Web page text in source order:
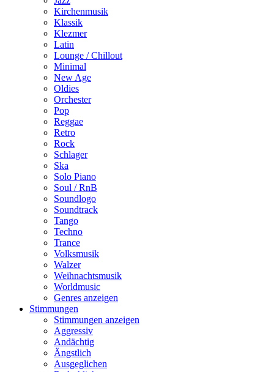
Kirchenmusik
Klassik
Klezmer
Latin
Lounge / Chillout
Minimal
New Age
Oldies
Orchester
Pop
Reggae
Retro
Rock
Schlager
Ska
Solo Piano
Soul / RnB
Soundlogo
Soundtrack
Tango
Techno
Trance
Volksmusik
Walzer
Weihnachtsmusik
Worldmusic
Genres anzeigen
Stimmungen
Stimmungen anzeigen
Aggressiv
Andächtig
Ängstlich
Ausgeglichen